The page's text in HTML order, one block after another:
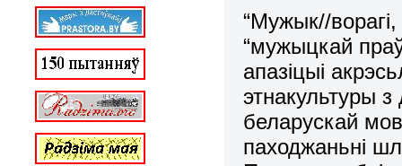
“Мужык//
“мужыцкай
апазіцыі
этнакультуры
беларускай
паходжаньні